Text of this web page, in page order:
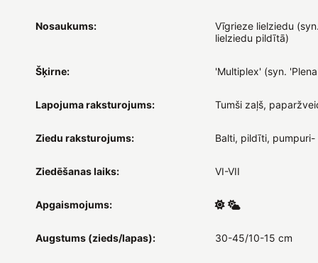
Nosaukums:
Vīgrieze lielziedu
lielziedu pildītā)
Šķirne: 'Multiplex' (syn.
Lapojuma raksturojums: Tumši zaļš,
Ziedu raksturojums: Balti, pildīti, pumpuri-
Ziedēšanas laiks: VI-VII
Apgaismojums:
Augstums (zieds/lapas): 30-45/10-15 cm